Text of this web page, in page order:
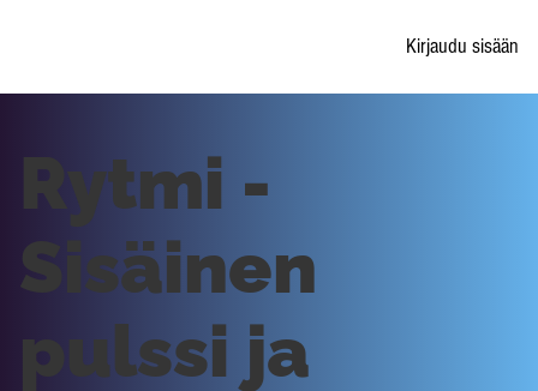
Kirjaudu sisään
Rytmi -
Sisäinen
pulssi ja